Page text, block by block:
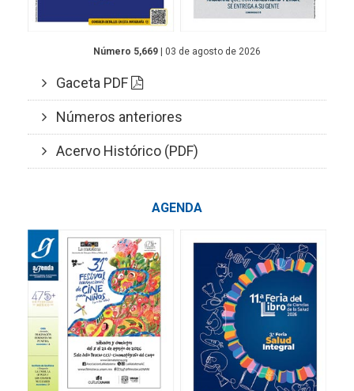
Número 5,669 | 03 de agosto de 2026
Gaceta PDF
Números anteriores
Acervo Histórico (PDF)
AGENDA